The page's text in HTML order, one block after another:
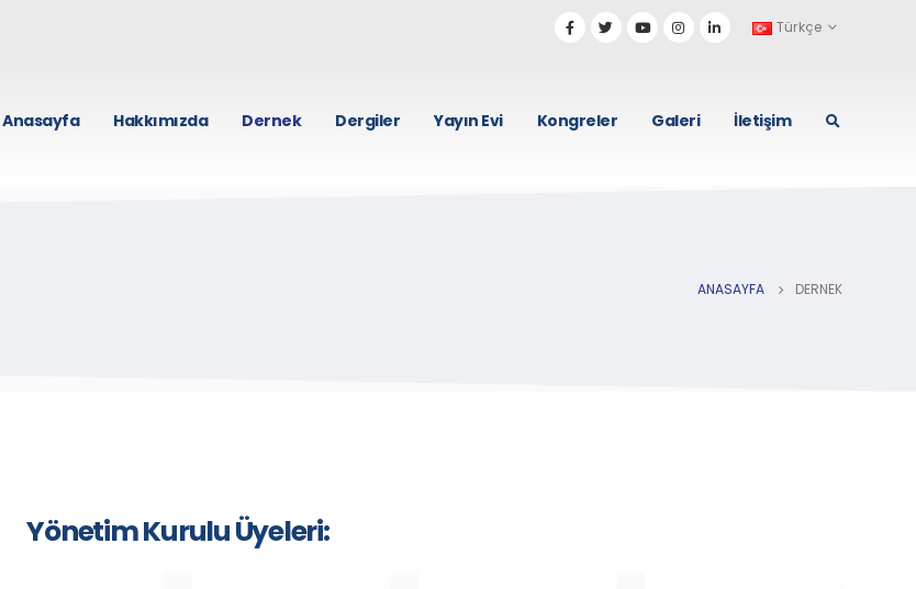
Türkçe
Anasayfa Hakkımızda Dernek Dergiler Yayın Evi Kongreler Galeri İletişim
ANASAYFA DERNEK
Yönetim Kurulu Üyeleri: